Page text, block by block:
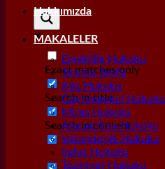
Exact matches only
Search in title
Search in content
Hakkımızda
MAKALELER
Emeklilik Hukuku
Tanıma Tenfiz
Aile Hukuku
Gayrımenkul Hukuku
Miras Hukuku
Alacak/İcra Hukuku
Vatandaşlık Hukuku
Şahıs Hukuku
Tazminat Hukuku